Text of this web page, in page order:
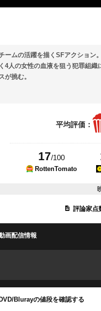
ームの活躍を描くSFアクション
4人の女性の血液を狙う犯罪組
が挑む。
平均評価：
17/100
RottenTomato
評論家点
画配信情報
Blurayの値段を確認する